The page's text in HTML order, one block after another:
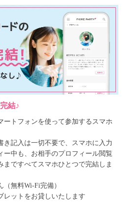
結♪
ートフォンを使って参加するスマホ
き記入は一切不要で、スマホに入力
ー中も、お相手のプロフィール閲覧
まですべてスマホひとつで完結しま
無料Wi-Fi完備）
ットをお貸しいたします